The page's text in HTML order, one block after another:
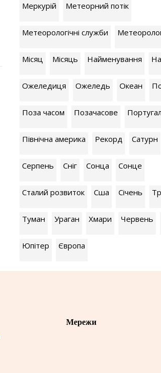
Меркурій Метеорний потік
Метеорологічні служби
Місяц Місяць Найменування
Ожеледиця Ожеледь Океан
Поза часом Позачасове
Північна америка Рекорд Сатурн
Серпень Сніг Сонца Сонце
Сталий розвиток Сша Січень
Туман Ураган Хмари Червень
Юпітер Європа
Мережи